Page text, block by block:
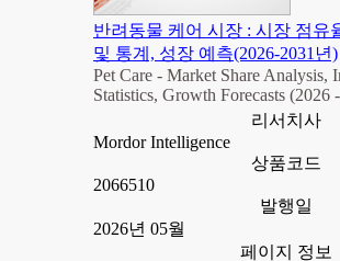
반려동물 케어 시장 : 시장 점유
및 통계, 성장 예측(2026-2031년)
Pet Care - Market Share Analysis,
Statistics, Growth Forecasts (2026
리서치사
Mordor Intelligence
상품코드
2066510
발행일
2026년 05월
페이지 정보